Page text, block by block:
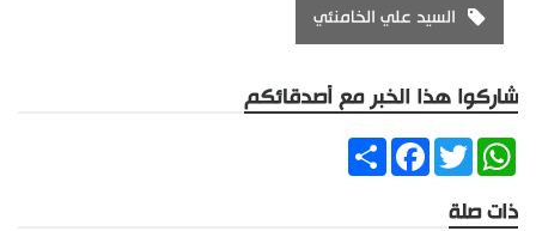
السيد علي الخامنئي
شاركوا هذا الخبر مع أصدقائكم
ShareFacebookTwitter
WhatsApp
ذات صلة